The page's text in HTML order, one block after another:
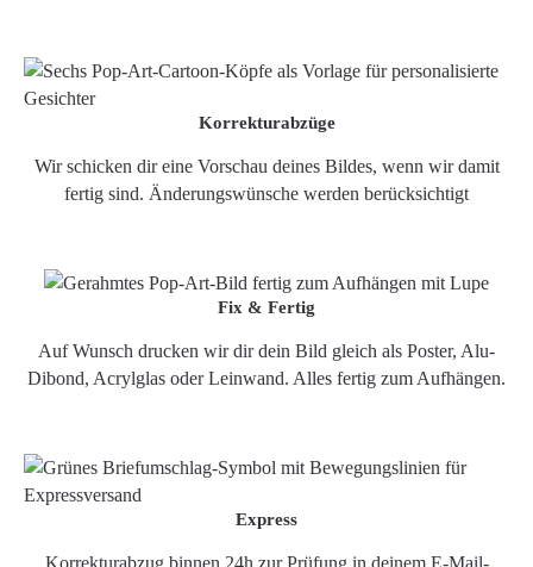
Korrekturabzüge
Wir schicken dir eine Vorschau deines Bildes, wenn wir damit
fertig sind. Änderungswünsche werden berücksichtigt
Fix & Fertig
Auf Wunsch drucken wir dir dein Bild gleich als Poster, Alu-
Dibond, Acrylglas oder Leinwand. Alles fertig zum Aufhängen.
Express
Korrekturabzug binnen 24h zur Prüfung in deinem E-Mail-